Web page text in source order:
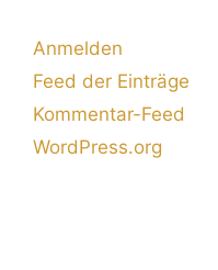
Anmelden
Feed der Einträge
Kommentar-Feed
WordPress.org